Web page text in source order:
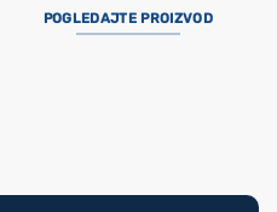
POGLEDAJTE PROIZVOD